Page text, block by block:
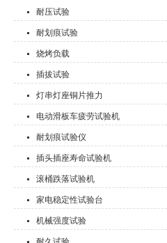
耐压试验
耐划痕试验
烧烤负载
插拔试验
灯串灯座铜片推力
电动滑板车疲劳试验机
耐划痕试验仪
插头插座寿命试验机
滚桶跌落试验机
家电稳定性试验台
机械强度试验